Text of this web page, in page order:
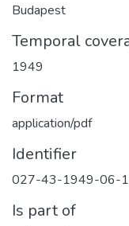
Budapest
Temporal
1949
Format
application/pdf
Identifier
027-43-1949-06-
Is part of